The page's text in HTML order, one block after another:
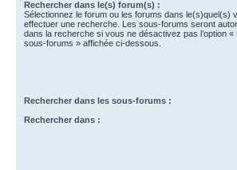
Rechercher dans le(s) forum(s) :
Sélectionnez le forum ou les forums dans le(s)quel(s)
effectuer une recherche. Les sous-forums seront
dans la recherche si vous ne désactivez pas l’option
sous-forums » affichée ci-dessous.
Rechercher dans les sous-forums :
Rechercher dans :